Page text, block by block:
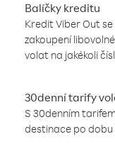
Balíčky kreditu
Kredit Viber Out
zakoupení
volat na jakékoli
30denní tarify
S 30denním
destinace po dobu